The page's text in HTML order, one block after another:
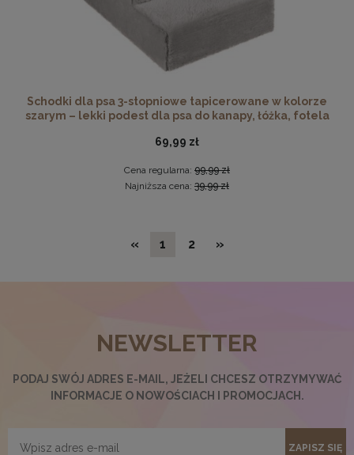
DO KOSZYKA
Nowoczesna otwierana pufa 45x160 w kolorze grafitowym
519,99 zł
Schodki dla psa 3-stopniowe tapicerowane w kolorze
szarym – lekki podest dla psa do kanapy, łóżka, fotela
69,99 zł
Cena regularna: 99,99 zł
Najniższa cena: 39,99 zł
« 1 2 »
NEWSLETTER
PODAJ SWÓJ ADRES E-MAIL, JEŻELI CHCESZ OTRZYMYWAĆ
INFORMACJE O NOWOŚCIACH I PROMOCJACH.
ZAPISZ SIĘ